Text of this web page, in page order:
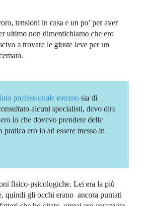
tensioni in casa e un po’ per aver
ultimo non dimentichiamo che ero
a trovare le giuste leve per un
professionale esternosia di
alcuni specialisti, devo dire
io che dovevo prendere delle
ero io ad essere messo in
fisico-psicologiche. Lei era la più
quindi gli occhi erano ancora puntati